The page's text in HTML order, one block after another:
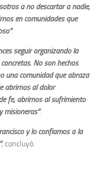
a no descartar a nadie,
en comunidades que
.
seguir organizando la
No son hechos
una comunidad que abraza
abrirnos al dolor
fe, abrirnos al sufrimiento
misioneras”.
y lo confiamos a la
, concluyó.